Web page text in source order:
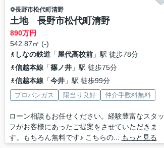
長野市松代町清野
土地 長野市松代町清野
890万円
542.87㎡ (-)
しなの鉄道「屋代高校前」駅 徒歩78分
信越本線「篠ノ井」駅 徒歩75分
信越本線「今井」駅 徒歩99分
プロパンガス 陽当り良好 仲介手数料無料
ローン相談もお任せください。経験豊富なスタッ
フがお客様にあったご提案をさせていただきま
す。もちろん無料です♪ こちらの...
もっと見る